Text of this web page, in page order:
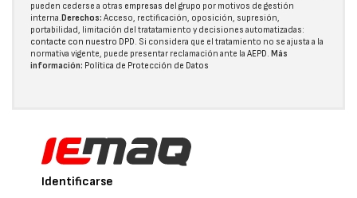
pueden cederse a otras empresas del grupo por motivos de gestión
interna.Derechos: Acceso, rectificación, oposición, supresión,
portabilidad, limitación del tratatamiento y decisiones automatizadas:
contacte con nuestro DPD. Si considera que el tratamiento no se ajusta a la
normativa vigente, puede presentar reclamación ante la AEPD. Más
información: Política de Protección de Datos
Identificarse